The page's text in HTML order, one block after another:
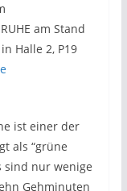
am Stand
Halle 2, P19
ist einer der
als “grüne
sind nur wenige
Gehminuten